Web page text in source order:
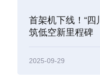
首架机下线！“四
筑低空新里程碑
2025-09-29